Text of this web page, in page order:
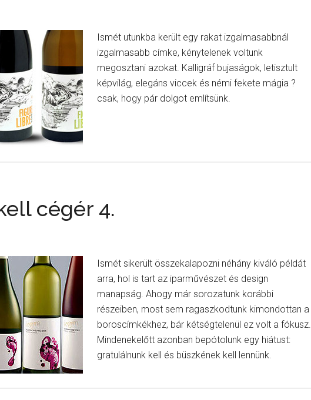
Ismét utunkba került egy rakat izgalmasabbnál
izgalmasabb címke, kénytelenek voltunk
megosztani azokat. Kalligráf bujaságok, letisztult
képvilág, elegáns viccek és némi fekete mágia ?
csak, hogy pár dolgot említsünk.
cégér 4.
Ismét sikerült összekalapozni néhány kiváló példát
arra, hol is tart az iparművészet és design
manapság. Ahogy már sorozatunk korábbi
részeiben, most sem ragaszkodtunk kimondottan a
boroscímkékhez, bár kétségtelenül ez volt a fókusz.
Mindenekelőtt azonban bepótolunk egy hiátust:
gratulálnunk kell és büszkének kell lennünk.